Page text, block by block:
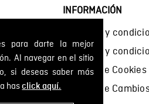
para darte la mejor
Al navegar en el sitio
si deseas saber más
hasclick aquí.
INFORMACIÓN
Términos y
Términos y
Política de Cookies
Política de